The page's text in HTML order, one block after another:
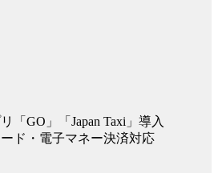
「GO」「Japan Taxi」導入
ド・電子マネー決済対応